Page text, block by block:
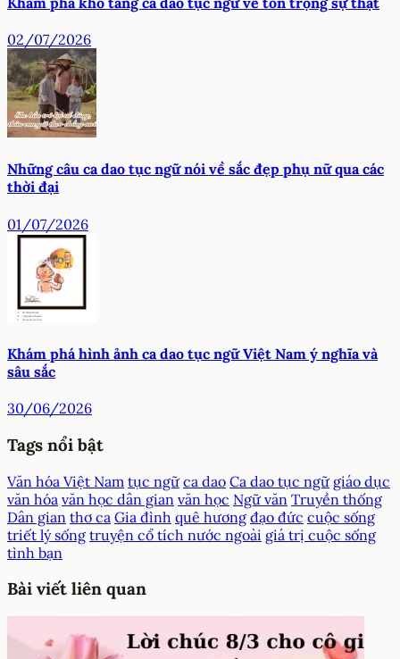
02/07/2026
Những câu ca dao tục ngữ nói về sắc đẹp phụ nữ qua các
thời đại
01/07/2026
Khám phá hình ảnh ca dao tục ngữ Việt Nam ý nghĩa và
sâu sắc
30/06/2026
Tags nổi bật
Văn hóa Việt Nam tục ngữ ca dao Ca dao tục ngữ giáo dục
văn hóa văn học dân gian văn học Ngữ văn Truyền thống
Dân gian thơ ca Gia đình quê hương đạo đức cuộc sống
triết lý sống truyện cổ tích nước ngoài giá trị cuộc sống
tình bạn
Bài viết liên quan